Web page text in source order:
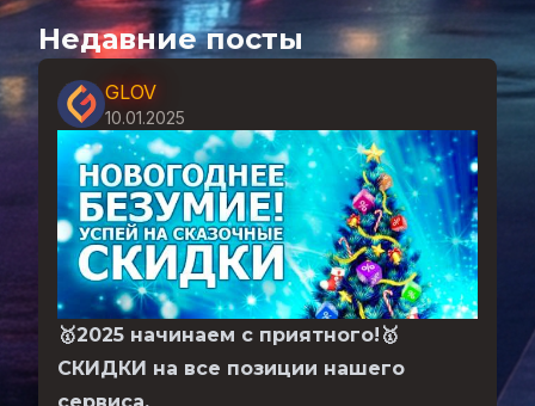
Недавние посты
GLOV
10.01.2025
🥇2025 начинаем с приятного! 🥇
СКИДКИ на все позиции нашего